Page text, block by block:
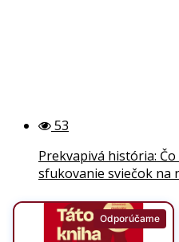
53
Prekvapivá história:
sfukovanie sviečok na